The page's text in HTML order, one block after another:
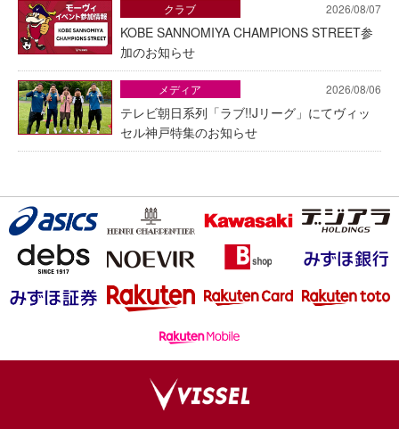
2026/08/07
KOBE SANNOMIYA CHAMPIONS STREET参
加のお知らせ
クラブ
2026/08/06
テレビ朝日系列「ラブ!!Jリーグ」にてヴィッ
セル神戸特集のお知らせ
メディア